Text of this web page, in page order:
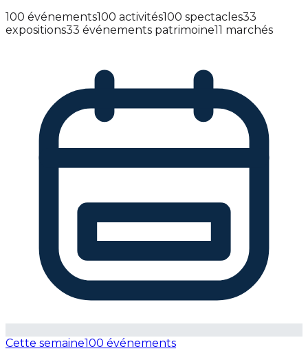
100 événements100 activités100 spectacles33
expositions33 événements patrimoine11 marchés
Cette semaine100 événements